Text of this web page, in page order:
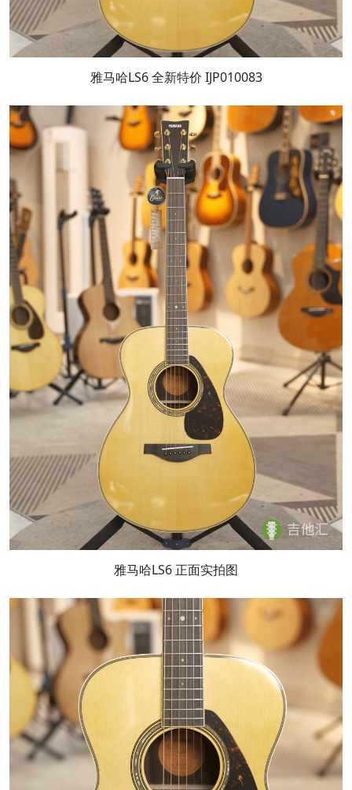
雅马哈LS6 全新特价 IJP010083
雅马哈LS6 正面实拍图